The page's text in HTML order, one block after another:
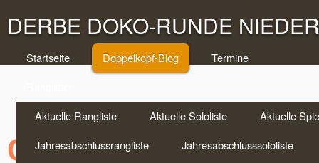
DERBE DOKO-RUNDE
Startseite Doppelkopf-Blog
Termine
Aktuelle Rangliste
Aktuelle Sololiste
Aktuelle
Jahresabschlussrangliste
Jahresabschlusssololiste
Chronik 2017